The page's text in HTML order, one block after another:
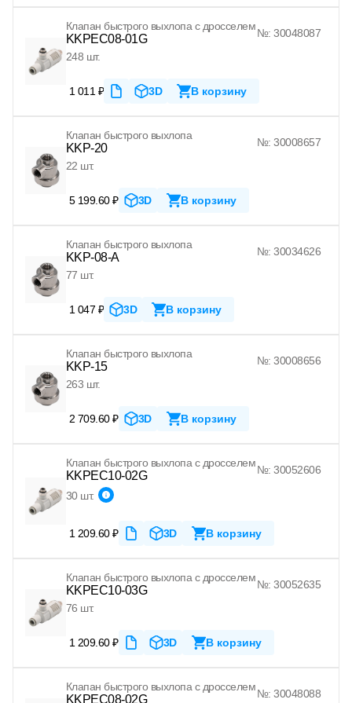
Клапан быстрого выхлопа с дросселем
KKPEC08-01G
№: 30048087
248 шт.
1 011 ₽ 3D В корзину
Клапан быстрого выхлопа
KKP-20
№: 30008657
22 шт.
5 199.60 ₽ 3D В корзину
Клапан быстрого выхлопа
KKP-08-A
№: 30034626
77 шт.
1 047 ₽ 3D В корзину
Клапан быстрого выхлопа
KKP-15
№: 30008656
263 шт.
2 709.60 ₽ 3D В корзину
Клапан быстрого выхлопа с дросселем
KKPEC10-02G №: 30052606
30 шт.
1 209.60 ₽ 3D В корзину
Клапан быстрого выхлопа с дросселем
KKPEC10-03G
№: 30052635
76 шт.
1 209.60 ₽ 3D В корзину
Клапан быстрого выхлопа с дросселем
KKPEC08-02G №: 30048088